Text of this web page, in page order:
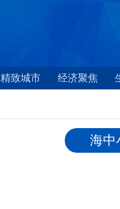
精致城市 经济聚焦
海中